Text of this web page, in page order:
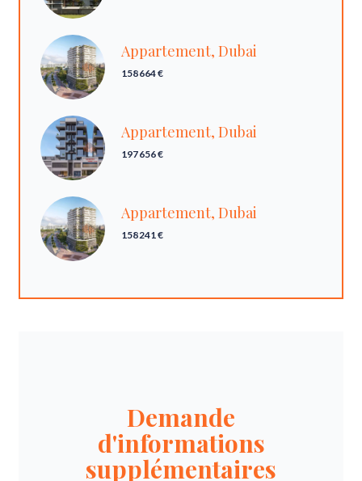
Appartement, Dubai
158 664 €
Appartement, Dubai
197 656 €
Appartement, Dubai
158 241 €
Demande
d'informations
supplémentaires